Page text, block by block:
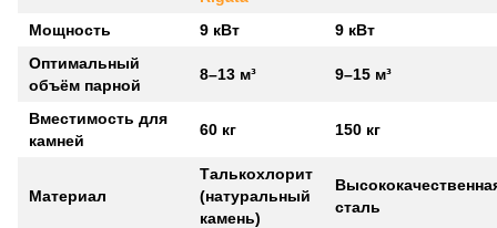
Мощность 9 кВт
9 кВт
Оптимальный
объём парной
8–13 м³ 9–15 м³
Вместимость для
камней
60 кг 150 кг
Материал
Талькохлорит
(натуральный
камень)
сталь